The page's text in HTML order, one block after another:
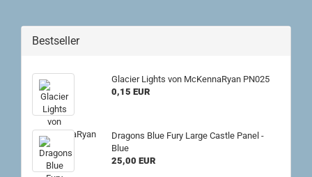
Bestseller
Glacier Lights von McKennaRyan PN025
0,15 EUR
Dragons Blue Fury Large Castle Panel -
Blue
25,00 EUR